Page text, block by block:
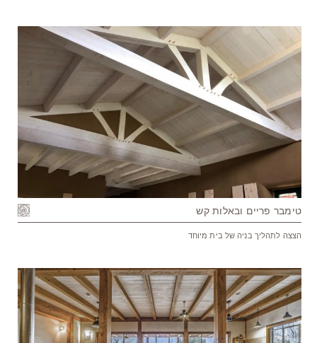
טימבר פריים ובאלות קש
הצצה לתהליך בניה של בית מיוחד